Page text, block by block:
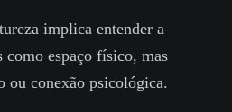
implica entender a
como espaço físico, mas
ou conexão psicológica.